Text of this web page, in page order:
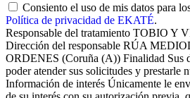
Consiento el uso de mis datos para
Política de privacidad de EKATÉ.
Responsable del tratamiento TOBIO Y
Dirección del responsable RÚA
ORDENES (Coruña (A)) Finalidad Sus
poder atender sus solicitudes y prestarle
Información de interés Únicamente le